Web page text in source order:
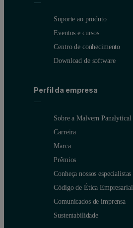
Suporte ao produto
Eventos e cursos
Centro de conhecimento
Download de software
Perfil da empresa
Sobre a Malvern Panalytical
Carreira
Marca
Prêmios
Conheça nossos especialistas
Código de Ética Empresarial
Comunicados de imprensa
Sustentabilidade